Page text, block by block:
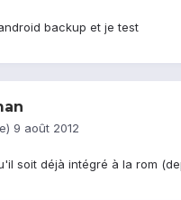
backup et je test
9 août 2012
soit déjà intégré à la rom